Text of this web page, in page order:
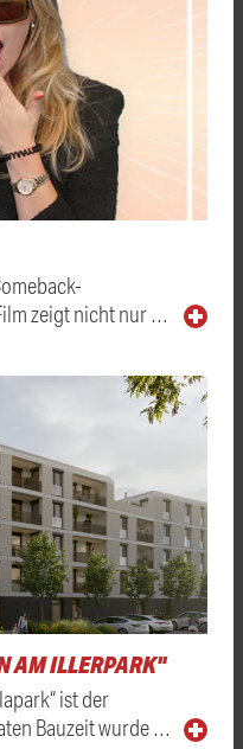
zeigt nicht nur …
AM ILLERPARK"
ist der
Bauzeit wurde …